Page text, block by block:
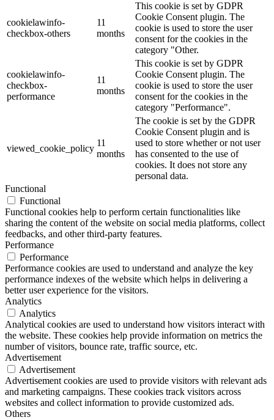
cookielawinfo-
checkbox-others
11
months
This cookie is set by GDPR
Cookie Consent plugin. The
cookie is used to store the user
consent for the cookies in the
category "Other.
cookielawinfo-
checkbox-
performance
11
months
This cookie is set by GDPR
Cookie Consent plugin. The
cookie is used to store the user
consent for the cookies in the
category "Performance".
viewed_cookie_policy
11
months
The cookie is set by the GDPR
Cookie Consent plugin and is
used to store whether or not user
has consented to the use of
cookies. It does not store any
personal data.
Functional
Functional
Functional cookies help to perform certain functionalities like
sharing the content of the website on social media platforms, collect
feedbacks, and other third-party features.
Performance
Performance
Performance cookies are used to understand and analyze the key
performance indexes of the website which helps in delivering a
better user experience for the visitors.
Analytics
Analytics
Analytical cookies are used to understand how visitors interact with
the website. These cookies help provide information on metrics the
number of visitors, bounce rate, traffic source, etc.
Advertisement
Advertisement
Advertisement cookies are used to provide visitors with relevant ads
and marketing campaigns. These cookies track visitors across
websites and collect information to provide customized ads.
Others